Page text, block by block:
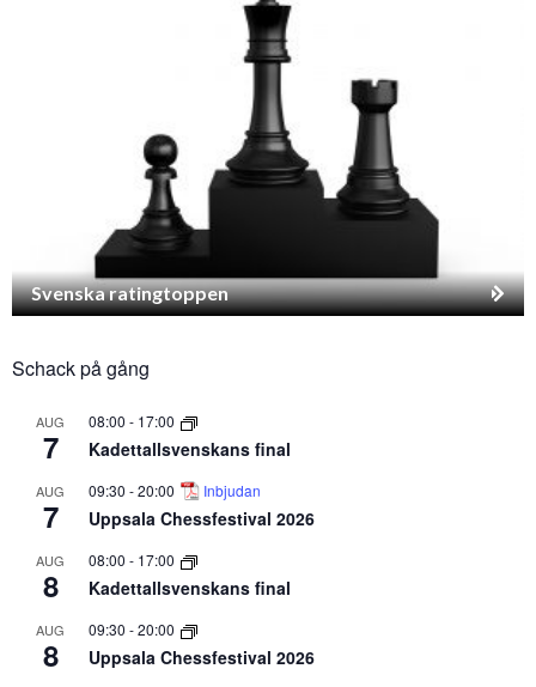
Svenska ratingtoppen
Schack på gång
AUG
7
08:00 - 17:00
Kadettallsvenskans final
AUG
7
09:30 -20:00 Inbjudan
Uppsala Chessfestival 2026
AUG
8
08:00 - 17:00
Kadettallsvenskans final
AUG
8
09:30 -20:00
Uppsala Chessfestival 2026